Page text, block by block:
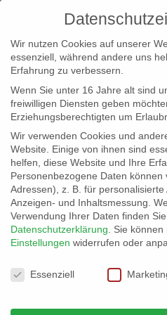
info@erfolgreich-
+4940 46 777 230
Jazztrio
00450_gr_01
Wir nutzen Cookies auf unserer
essenziell, während andere uns
Erfahrung zu verbessern.
Wenn Sie unter 16 Jahre alt sind
freiwilligen Diensten geben
Erziehungsberechtigten um
Wir verwenden Cookies und
Website. Einige von ihnen sind
helfen, diese Website und Ihre
Personenbezogene Daten
Adressen), z. B. für
Anzeigen- und Inhaltsmessung.
Verwendung Ihrer Daten finden
Datenschutzerklärung
Sie können
Einstellungen widerrufen oder
Datenschutzeinstellungen
Essenziell